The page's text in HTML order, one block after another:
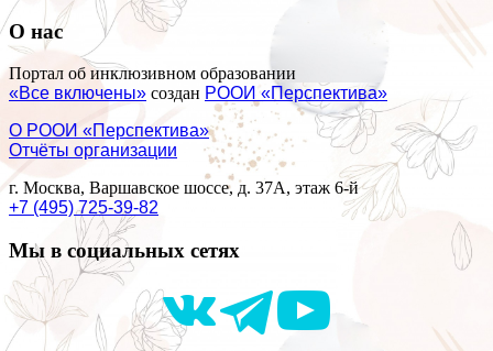
О нас
Портал об инклюзивном образовании
«Все включены» создан РООИ «Перспектива»
О РООИ «Перспектива»
Отчёты организации
г. Москва, Варшавское шоссе, д. 37А, этаж 6-й
+7 (495) 725-39-82
Мы в социальных сетях